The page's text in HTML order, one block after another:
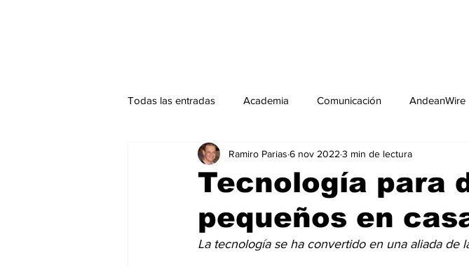
Todas las entradas Academia Comunicación AndeanWire
Marketing Marketing Digital Negocios Películas
Social Media Marketing Turismo On line Tecnología
Tecnología para
pequeños en
Ramiro Parias 6 nov 2022 3 min de lectura
La tecnología se ha convertido en una aliada de